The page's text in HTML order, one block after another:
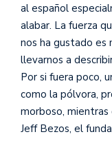
al español
alabar. La fuerza
nos ha gustado es
llevarnos a
Por si fuera poco,
como la pólvora,
morboso,
Jeff Bezos, el